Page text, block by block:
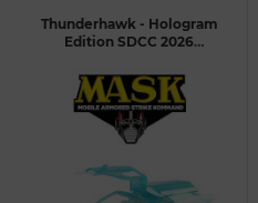
Thunderhawk - Hologram
Edition SDCC 2026